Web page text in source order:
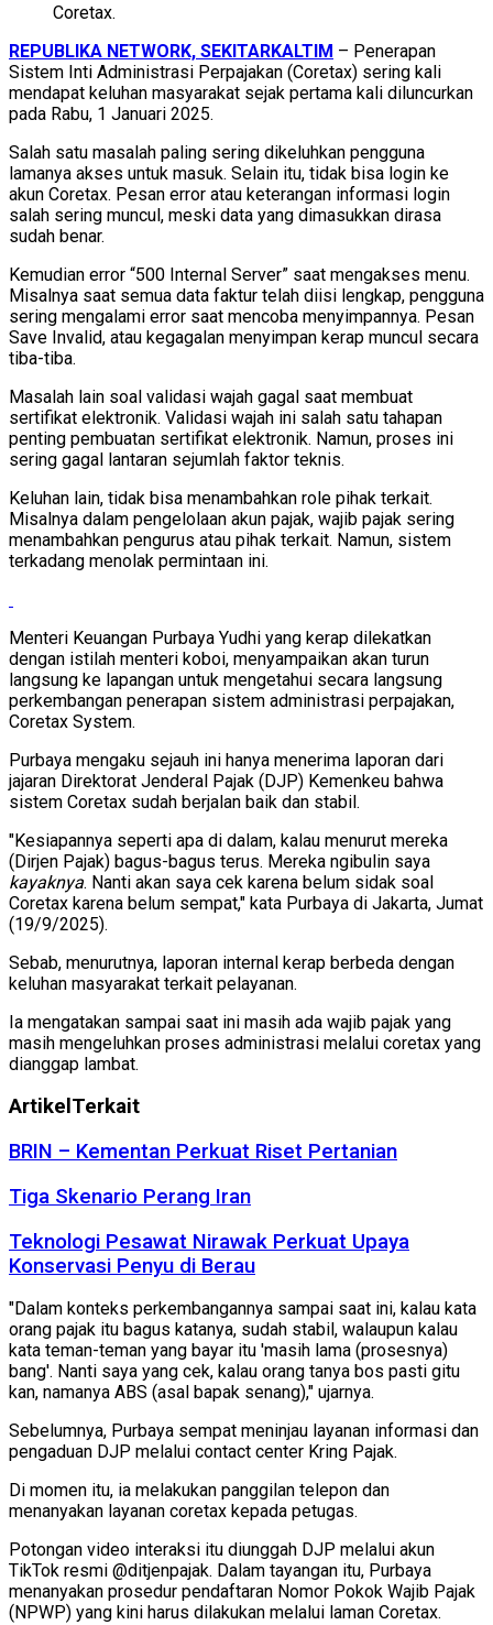
Coretax.
REPUBLIKA NETWORK, SEKITARKALTIM – Penerapan
Sistem Inti Administrasi Perpajakan (Coretax) sering kali
mendapat keluhan masyarakat sejak pertama kali diluncurkan
pada Rabu, 1 Januari 2025.
Salah satu masalah paling sering dikeluhkan pengguna
lamanya akses untuk masuk. Selain itu, tidak bisa login ke
akun Coretax. Pesan error atau keterangan informasi login
salah sering muncul, meski data yang dimasukkan dirasa
sudah benar.
Kemudian error “500 Internal Server” saat mengakses menu.
Misalnya saat semua data faktur telah diisi lengkap, pengguna
sering mengalami error saat mencoba menyimpannya. Pesan
Save Invalid, atau kegagalan menyimpan kerap muncul secara
tiba-tiba.
Masalah lain soal validasi wajah gagal saat membuat
sertifikat elektronik. Validasi wajah ini salah satu tahapan
penting pembuatan sertifikat elektronik. Namun, proses ini
sering gagal lantaran sejumlah faktor teknis.
Keluhan lain, tidak bisa menambahkan role pihak terkait.
Misalnya dalam pengelolaan akun pajak, wajib pajak sering
menambahkan pengurus atau pihak terkait. Namun, sistem
terkadang menolak permintaan ini.
Menteri Keuangan Purbaya Yudhi yang kerap dilekatkan
dengan istilah menteri koboi, menyampaikan akan turun
langsung ke lapangan untuk mengetahui secara langsung
perkembangan penerapan sistem administrasi perpajakan,
Coretax System.
Purbaya mengaku sejauh ini hanya menerima laporan dari
jajaran Direktorat Jenderal Pajak (DJP) Kemenkeu bahwa
sistem Coretax sudah berjalan baik dan stabil.
"Kesiapannya seperti apa di dalam, kalau menurut mereka
(Dirjen Pajak) bagus-bagus terus. Mereka ngibulin saya
kayaknya. Nanti akan saya cek karena belum sidak soal
Coretax karena belum sempat," kata Purbaya di Jakarta, Jumat
(19/9/2025).
Sebab, menurutnya, laporan internal kerap berbeda dengan
keluhan masyarakat terkait pelayanan.
Ia mengatakan sampai saat ini masih ada wajib pajak yang
masih mengeluhkan proses administrasi melalui coretax yang
dianggap lambat.
Artikel Terkait
BRIN – Kementan Perkuat Riset Pertanian
Tiga Skenario Perang Iran
Teknologi Pesawat Nirawak Perkuat Upaya
Konservasi Penyu di Berau
"Dalam konteks perkembangannya sampai saat ini, kalau kata
orang pajak itu bagus katanya, sudah stabil, walaupun kalau
kata teman-teman yang bayar itu 'masih lama (prosesnya)
bang'. Nanti saya yang cek, kalau orang tanya bos pasti gitu
kan, namanya ABS (asal bapak senang)," ujarnya.
Sebelumnya, Purbaya sempat meninjau layanan informasi dan
pengaduan DJP melalui contact center Kring Pajak.
Di momen itu, ia melakukan panggilan telepon dan
menanyakan layanan coretax kepada petugas.
Potongan video interaksi itu diunggah DJP melalui akun
TikTok resmi @ditjenpajak. Dalam tayangan itu, Purbaya
menanyakan prosedur pendaftaran Nomor Pokok Wajib Pajak
(NPWP) yang kini harus dilakukan melalui laman Coretax.